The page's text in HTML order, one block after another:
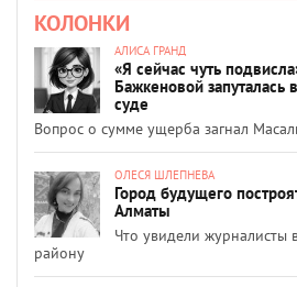
КОЛОНКИ
АЛИСА ГРАНД
«Я сейчас чуть
Бажкеновой запуталась
суде
Вопрос о сумме ущерба загнал
ОЛЕСЯ ШЛЕПНЕВА
Город будущего
Алматы
Что увидели журналисты
району